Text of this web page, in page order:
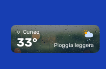
Cuneo
33° Pioggia leggera